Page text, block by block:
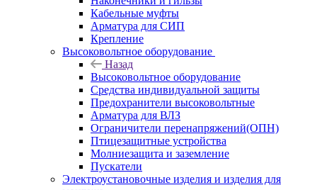
Кабельные муфты
Арматура для СИП
Крепление
Высоковольтное оборудование
Назад
Высоковольтное оборудование
Средства индивидуальной защиты
Предохранители высоковольтные
Арматура для ВЛЗ
Ограничители перенапряжений(ОПН)
Птицезащитные устройства
Молниезащита и заземление
Пускатели
Электроустановочные изделия и изделия для